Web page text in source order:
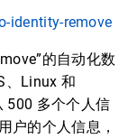
identity-remove
的自动化数
、Linux 和
500 多个个人信
户的个人信息，